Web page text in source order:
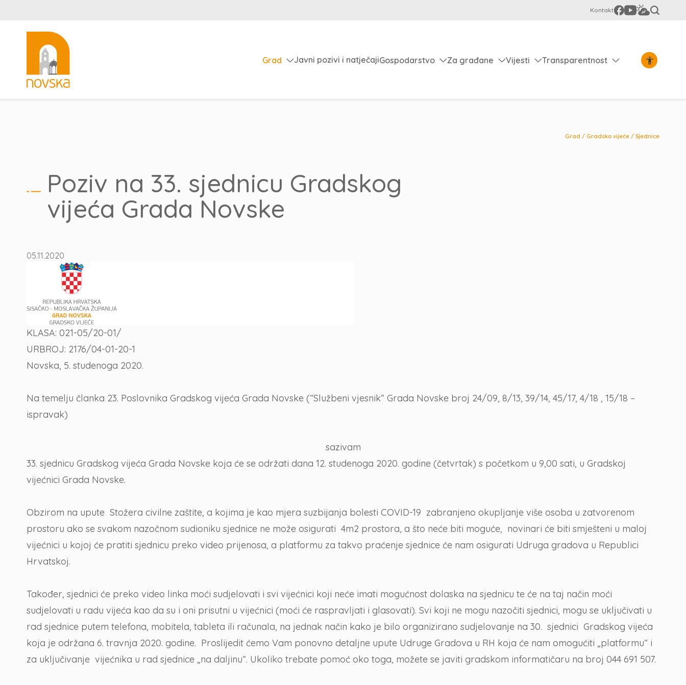
Kontakt
Grad Javni pozivi i natječajiGospodarstvo Za građane Vijesti Transparentnost
Grad / Gradsko vijeće / Sjednice
Poziv na 33. sjednicu Gradskog
vijeća Grada Novske
05.11.2020
KLASA: 021-05/20-01/
URBROJ: 2176/04-01-20-1
Novska, 5. studenoga 2020.
Na temelju članka 23. Poslovnika Gradskog vijeća Grada Novske (“Službeni vjesnik” Grada Novske broj 24/09, 8/13, 39/14, 45/17, 4/18 , 15/18 –
ispravak)
sazivam
33. sjednicu Gradskog vijeća Grada Novske koja će se održati dana 12. studenoga 2020. godine (četvrtak) s početkom u 9,00 sati, u Gradskoj
vijećnici Grada Novske.
Obzirom na upute Stožera civilne zaštite, a kojima je kao mjera suzbijanja bolesti COVID-19 zabranjeno okupljanje više osoba u zatvorenom
prostoru ako se svakom nazočnom sudioniku sjednice ne može osigurati 4m2 prostora, a što neće biti moguće, novinari će biti smješteni u maloj
vijećnici u kojoj će pratiti sjednicu preko video prijenosa, a platformu za takvo praćenje sjednice će nam osigurati Udruga gradova u Republici
Hrvatskoj.
Također, sjednici će preko video linka moći sudjelovati i svi vijećnici koji neće imati mogućnost dolaska na sjednicu te će na taj način moći
sudjelovati u radu vijeća kao da su i oni prisutni u vijećnici (moći će raspravljati i glasovati). Svi koji ne mogu nazočiti sjednici, mogu se uključivati u
rad sjednice putem telefona, mobitela, tableta ili računala, na jednak način kako je bilo organizirano sudjelovanje na 30. sjednici Gradskog vijeća
koja je održana 6. travnja 2020. godine. Proslijedit ćemo Vam ponovno detaljne upute Udruge Gradova u RH koja će nam omogućiti „platformu“ i
za uključivanje vijećnika u rad sjednice „na daljinu“. Ukoliko trebate pomoć oko toga, možete se javiti gradskom informatičaru na broj 044 691 507.